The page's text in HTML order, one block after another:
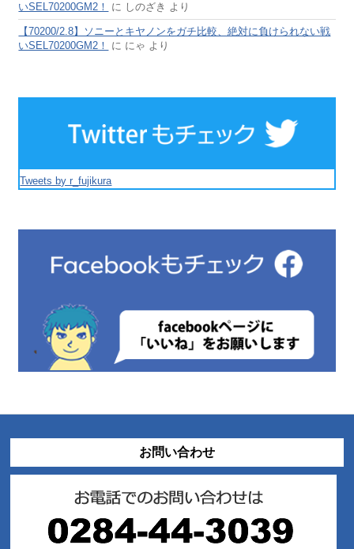
いSEL70200GM2！
に しのざき より
【70200/2.8】ソニーとキヤノンをガチ比較、絶対に負けられない戦
いSEL70200GM2！
に にゃ より
Tweets by r_fujikura
お問い合わせ